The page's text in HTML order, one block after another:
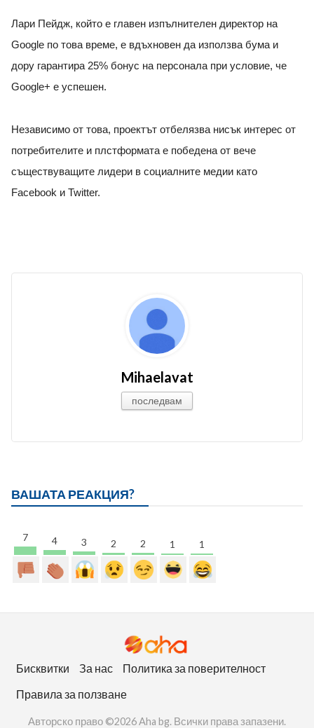
Лари Пейдж, който е главен изпълнителен директор на
Google по това време, е вдъхновен да използва бума и
дору гарантира 25% бонус на персонала при условие, че
Google+ e успешен.
Независимо от това, проектът отбелязва нисък интерес от
потребителите и плстформата е победена от вече
съществуващите лидери в социалните медии като
Facebook и Twitter.
Mihaelavat
последвам
ВАШАТА РЕАКЦИЯ?
7 4 3 2 2 1 1
Бисквитки За нас
Политика за поверителност
Правила за ползване
Авторско право ©2026 Aha bg. Всички права запазени.